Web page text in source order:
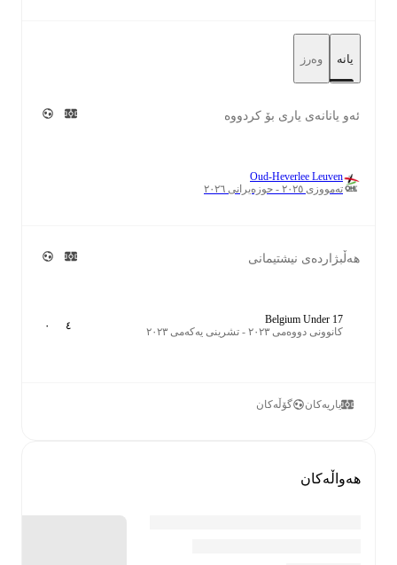
وەرز
ئەو یانانەی یاری بۆ کردووە
Oud-Heverlee Leuven
تەمووزی ٢٠٢٥ - حوزەیرانی ٢٠٢٦
هەڵبژاردەی نیشتیمانی
Belgium Under 17
کانوونی دووەمی ٢٠٢٣ - تشرینی یەکەمی ٢٠٢٣
٠
یاریەکان گۆڵەکان
هەواڵەکان